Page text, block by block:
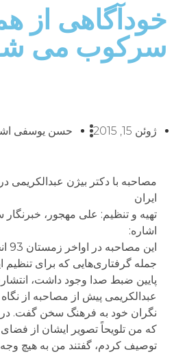
خودآگاهی از
سرکوب می
ژوئن 15, 2015 حسن یوسفی
مصاحبه با دکتر بیژن عبدالکریمی
ایران
تهیه و تنظیم: علی مهجور، خبرنگار
اشاره:
جمله گرفتاری‌هایی که برای تنظیم
پایین ضبط صدا وجود داشت،
عبدالکریمی پیش از مصاحبه از
نگران خود به فرهنگ سخن گفت. در
که من تلویحاً تصویر ایشان از
توصیف کردم، گفتند من به هیچ